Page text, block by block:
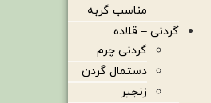
مناسب گربه
گردنی – قلاده
گردنی چرم
دستمال گردن
زنجیر